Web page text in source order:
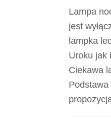
Lampa
jest
lampka
Uroku jak
Ciekawa